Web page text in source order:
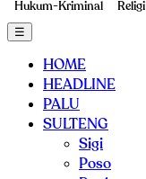
Hukum-Kriminal Religi
☰
HOME
HEADLINE
PALU
SULTENG
Sigi
Poso